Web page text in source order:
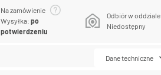
Na zamówienie
Wysyłka:po
potwierdzeniu
Odbiór w oddziale
Niedostępny
Dane techniczne